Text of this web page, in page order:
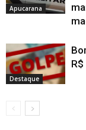
Apucarana
Destaque